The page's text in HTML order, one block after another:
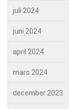
juli 2024
juni 2024
april 2024
mars 2024
december 2023